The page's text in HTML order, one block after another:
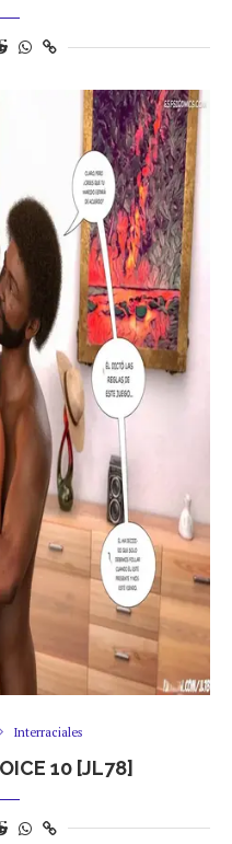
Interraciales
10 [JL78]